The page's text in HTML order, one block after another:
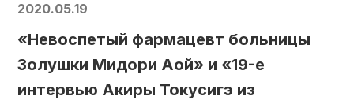
2020.05.19
«Невоспетый фармацевт больницы
Золушки Мидори Аой» и «19-е
интервью Акиры Токусигэ из